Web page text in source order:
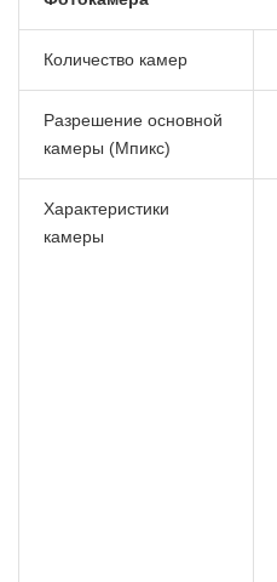
Количество камер
Разрешение основной
камеры (Мпикс)
Характеристики
камеры